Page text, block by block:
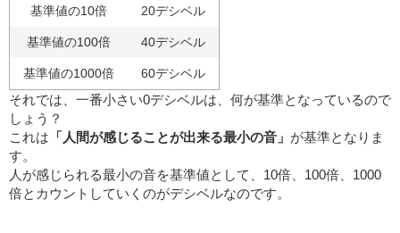
基準値の10倍 20デシベル
基準値の100倍 40デシベル
基準値の1000倍 60デシベル
それでは、一番小さい0デシベルは、何が基準となっているので
しょう？
これは 「人間が感じることが出来る最小の音」 が基準となりま
す。
人が感じられる最小の音を基準値として、10倍、100倍、1000
倍とカウントしていくのがデシベルなのです。